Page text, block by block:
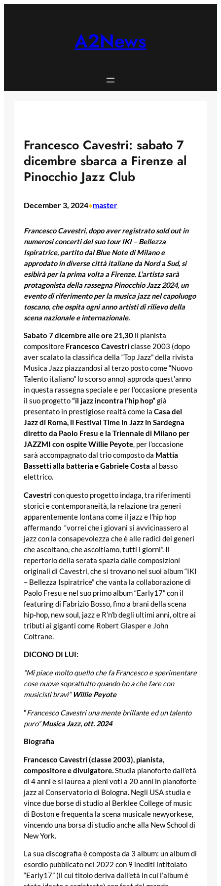
A2News
Francesco Cavestri: sabato 7
dicembre sbarca a Firenze al
Pinocchio Jazz Club
December 3, 2024•master
Francesco Cavestri, dopo aver registrato sold out in
numerosi concerti del suo tour IKI – Bellezza
Ispiratrice, partito dal Blue Note di Milano e
approdato in diverse città italiane da Nord a Sud, si
esibirà per la prima volta a Firenze. L’artista sarà
protagonista della rassegna Pinocchio Jazz 2024, un
evento di riferimento per la musica jazz nel capoluogo
toscano, che ospita ogni anno artisti di rilievo della
scena nazionale e internazionale.
Sabato 7 dicembre alle ore 21,30 il pianista
compositore Francesco Cavestriclasse 2003 (dopo
aver scalato la classifica della “Top Jazz” della rivista
Musica Jazz piazzandosi al terzo posto come “Nuovo
Talento italiano” lo scorso anno) approda quest’anno
in questa rassegna speciale e per l’occasione presenta
il suo progetto“il jazz incontra l’hip hop”già
presentato in prestigiose realtà come la Casa del
Jazz di Roma, il Festival Time in Jazz in Sardegna
diretto da Paolo Fresu e la Triennale di Milano per
JAZZMI con ospite Willie Peyote, per l’occasione
sarà accompagnato dal trio composto da Mattia
Bassetti alla batteria e Gabriele Costa al basso
elettrico.
Cavestricon questo progetto indaga, tra riferimenti
storici e contemporaneità, la relazione tra generi
apparentemente lontana come il jazz e l’hip hop
affermando “vorrei che i giovani si avvicinassero al
jazz con la consapevolezza che è alle radici dei generi
che ascoltano, che ascoltiamo, tutti i giorni”. Il
repertorio della serata spazia dalle composizioni
originali di Cavestri, che si trovano nei suoi album “IKI
– Bellezza Ispiratrice” che vanta la collaborazione di
Paolo Fresu e nel suo primo album “Early17” con il
featuring di Fabrizio Bosso, fino a brani della scena
hip-hop, new soul, jazz e R’n’b degli ultimi anni, oltre ai
tributi ai giganti come Robert Glasper e John
Coltrane.
DICONO DI LUI:
“Mi piace molto quello che fa Francesco e sperimentare
cose nuove soprattutto quando ho a che fare con
musicisti bravi” Willie Peyote
“Francesco Cavestri una mente brillante ed un talento
puro”Musica Jazz, ott. 2024
Biografia
Francesco Cavestri (classe 2003), pianista,
compositore e divulgatore.Studia pianoforte dall’età
di 4 anni e si laurea a pieni voti a 20 anni in pianoforte
jazz al Conservatorio di Bologna. Negli USA studia e
vince due borse di studio al Berklee College of music
di Boston e frequenta la scena musicale newyorkese,
vincendo una borsa di studio anche alla New School di
New York.
La sua discografia è composta da 3 album: un album di
esordio pubblicato nel 2022 con 9 inediti intitolato
“Early17” (il cui titolo deriva dall’età in cui l’album è